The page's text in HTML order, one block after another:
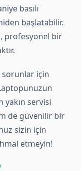
basılı
başlatabilir.
profesyonel bir
sorunlar için
servisi
de güvenilir bir
sizin için
etmeyin!